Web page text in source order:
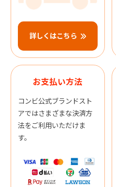
詳しくはこちら
お支払い方法
コンビ公式ブランドスト
アではさまざまな決済方
法をご利用いただけま
す。